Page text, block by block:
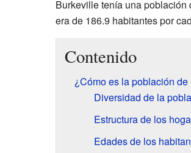
Burkeville tenía una
era de 186.9 habitantes por
Contenido
¿Cómo es la población
Diversidad de la
Estructura de los
Edades de los